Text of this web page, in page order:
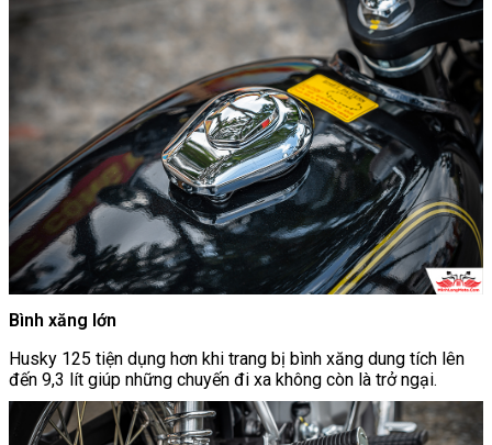
Bình xăng lớn
Husky 125 tiện dụng hơn khi trang bị bình xăng dung tích lên
đến 9,3 lít giúp những chuyến đi xa không còn là trở ngại.